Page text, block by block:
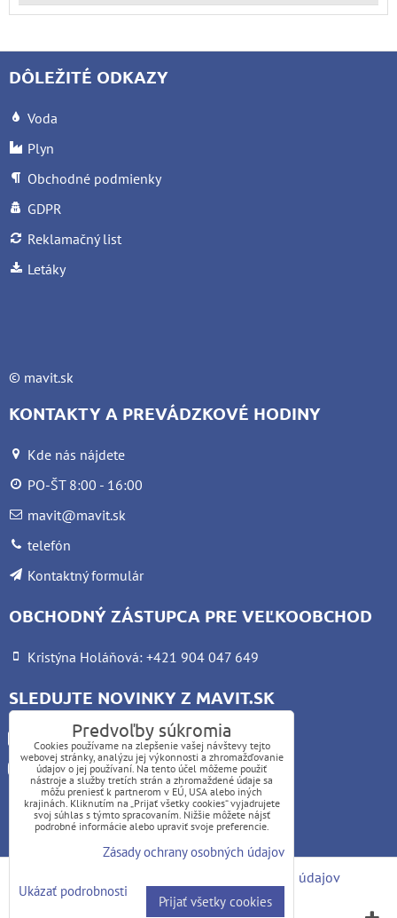
DÔLEŽITÉ ODKAZY
Voda
Plyn
Obchodné podmienky
GDPR
Reklamačný list
Letáky
© mavit.sk
KONTAKTY A PREVÁDZKOVÉ HODINY
Kde nás nájdete
PO-ŠT 8:00 - 16:00
mavit@mavit.sk
telefón
Kontaktný formulár
OBCHODNÝ ZÁSTUPCA PRE VEĽKOOBCHOD
Kristýna Holáňová: +421 904 047 649
SLEDUJTE NOVINKY Z MAVIT.SK
Facebook
Instagram
UPOZORNENIE:
Platba kartou nie je možná
Zásady ochrany osobných údajov
Predvoľby súkromia
Cookies používame na zlepšenie vašej návštevy tejto
webovej stránky, analýzu jej výkonnosti a zhromažďovanie
údajov o jej používaní. Na tento účel môžeme použiť
nástroje a služby tretích strán a zhromaždené údaje sa
môžu preniesť k partnerom v EÚ, USA alebo iných
krajinách. Kliknutím na „Prijať všetky cookies“ vyjadrujete
svoj súhlas s týmto spracovaním. Nižšie môžete nájsť
podrobné informácie alebo upraviť svoje preferencie.
Zásady ochrany osobných údajov
Ukázať podrobnosti
Prijať všetky cookies